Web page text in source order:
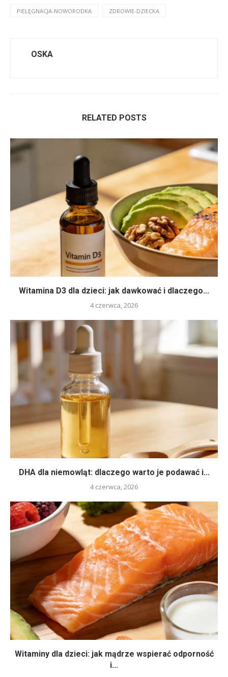
PIELĘGNACJA-NOWORODKA ZDROWIE-DZIECKA
OSKA
RELATED POSTS
Witamina D3 dla dzieci: jak dawkować i dlaczego...
4 czerwca, 2026
DHA dla niemowląt: dlaczego warto je podawać i...
4 czerwca, 2026
Witaminy dla dzieci: jak mądrze wspierać odporność
i...